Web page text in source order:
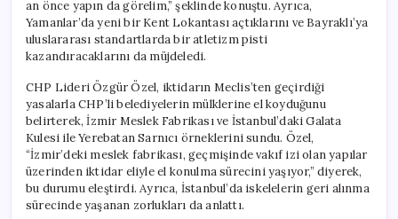
an önce yapın da görelim,” şeklinde konuştu. Ayrıca,
Yamanlar’da yeni bir Kent Lokantası açtıklarını ve Bayraklı’ya
uluslararası standartlarda bir atletizm pisti
kazandıracaklarını da müjdeledi.
CHP Lideri Özgür Özel, iktidarın Meclis’ten geçirdiği
yasalarla CHP’li belediyelerin mülklerine el koyduğunu
belirterek, İzmir Meslek Fabrikası ve İstanbul’daki Galata
Kulesi ile Yerebatan Sarnıcı örneklerini sundu. Özel,
“İzmir’deki meslek fabrikası, geçmişinde vakıf izi olan yapılar
üzerinden iktidar eliyle el konulma sürecini yaşıyor,” diyerek,
bu durumu eleştirdi. Ayrıca, İstanbul’da iskelelerin geri alınma
sürecinde yaşanan zorlukları da anlattı.